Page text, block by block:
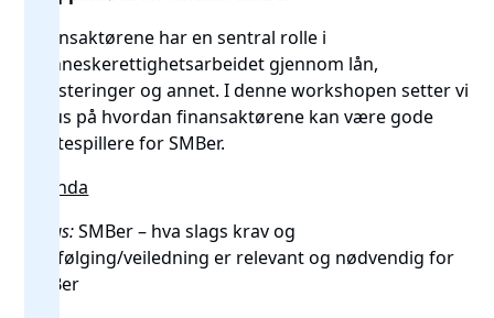
Finansaktørene har en sentral rolle i
menneskerettighetsarbeidet gjennom lån,
investeringer og annet. I denne workshopen setter vi
fokus på hvordan finansaktørene kan være gode
støttespillere for SMBer.
Agenda
Fokus:SMBer – hva slags krav og
oppfølging/veiledning er relevant og nødvendig for
SMBer